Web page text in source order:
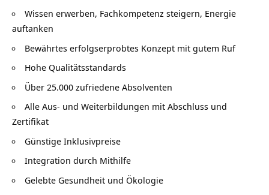
Wissen erwerben, Fachkompetenz steigern, Energie
auftanken
Bewährtes erfolgserprobtes Konzept mit gutem Ruf
Hohe Qualitätsstandards
Über 25.000 zufriedene Absolventen
Alle Aus- und Weiterbildungen mit Abschluss und
Zertifikat
Günstige Inklusivpreise
Integration durch Mithilfe
Gelebte Gesundheit und Ökologie